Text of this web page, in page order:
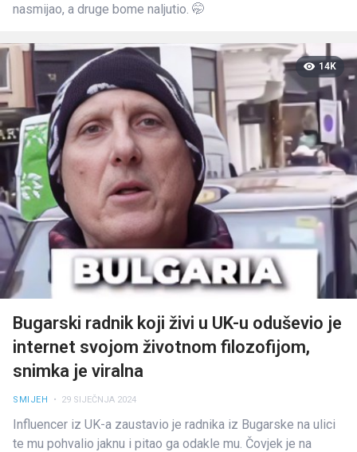
nasmijao, a druge bome naljutio. 🤭
14K
Bugarski radnik koji živi u UK-u oduševio je
internet svojom životnom filozofijom,
snimka je viralna
SMIJEH • 29 SIJEČNJA 2024
Influencer iz UK-a zaustavio je radnika iz Bugarske na ulici
te mu pohvalio jaknu i pitao ga odakle mu. Čovjek je na